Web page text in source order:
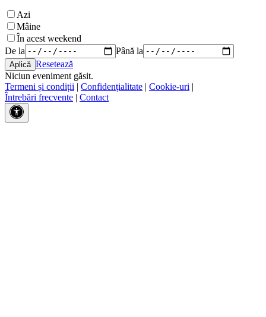
Azi
Mâine
În acest weekend
De la
Până la
Resetează
Niciun eveniment găsit.
Termeni și condiții | Confidențialitate | Cookie-uri |
Întrebări frecvente | Contact